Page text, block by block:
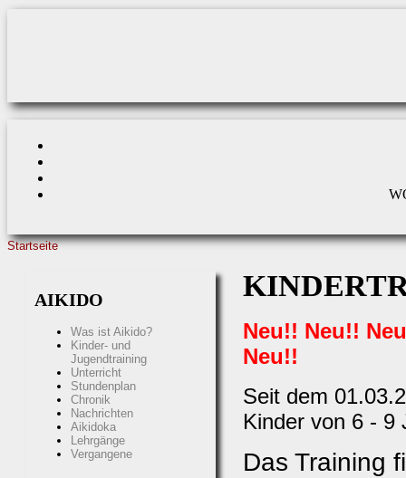
Startseite
Neu!! Neu!!
Neu!!
Seit dem
Kinder von 6 - 9
Das Training
AIKIDO
Was ist Aikido?
Kinder- und
Jugendtraining
Unterricht
Stundenplan
Chronik
Nachrichten
Aikidoka
Lehrgänge
Vergangene